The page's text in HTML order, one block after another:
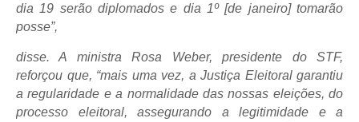
dia 19 serão diplomados e dia 1º [de janeiro] tomarão
posse”,
disse. A ministra Rosa Weber, presidente do STF,
reforçou que, “mais uma vez, a Justiça Eleitoral garantiu
a regularidade e a normalidade das nossas eleições, do
processo eleitoral, assegurando a legitimidade e a